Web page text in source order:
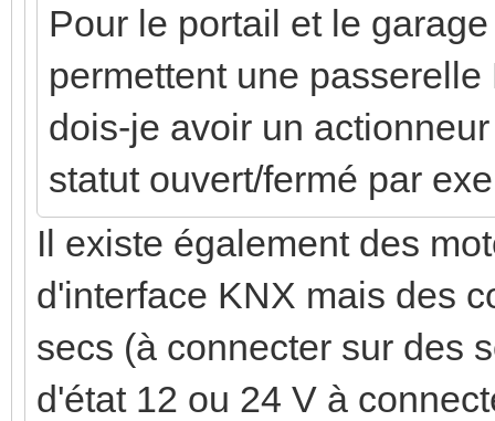
Pour le portail et le
permettent une
dois-je avoir un
statut ouvert/fermé par
Il existe également des
d'interface KNX mais des
secs (à connecter sur des
d'état 12 ou 24 V à